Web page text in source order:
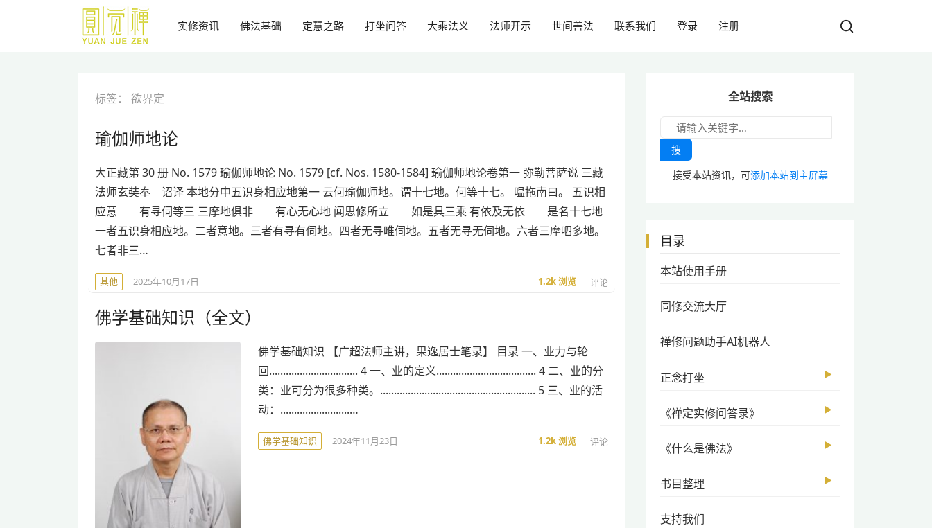
实修资讯 佛法基础 定慧之路 打坐问答 大乘法义 法师开示 世间善法 联系我们 登录 注册
标签： 欲界定
瑜伽师地论
大正藏第 30 册 No. 1579 瑜伽师地论 No. 1579 [cf. Nos. 1580-1584] 瑜伽师地论卷第一 弥勒菩萨说 三藏
法师玄奘奉 诏译 本地分中五识身相应地第一 云何瑜伽师地。谓十七地。何等十七。 嗢拖南曰。 五识相
应意 有寻伺等三 三摩地俱非 有心无心地 闻思修所立 如是具三乘 有依及无依 是名十七地
一者五识身相应地。二者意地。三者有寻有伺地。四者无寻唯伺地。五者无寻无伺地。六者三摩呬多地。
七者非三…
其他 2025年10月17日 1.2k浏览 评论
佛学基础知识（全文）
佛学基础知识 【广超法师主讲，果逸居士笔录】 目录 一、业力与轮
回................................ 4 一、业的定义.................................... 4 二、业的分
类：业可分为很多种类。........................................................ 5 三、业的活
动：.........................…
佛学基础知识 2024年11月23日 1.2k浏览 评论
全站搜索
搜
接受本站资讯，可添加本站到主屏幕
目录
本站使用手册
同修交流大厅
禅修问题助手AI机器人
正念打坐 ▶
《禅定实修问答录》 ▶
《什么是佛法》 ▶
书目整理 ▶
支持我们